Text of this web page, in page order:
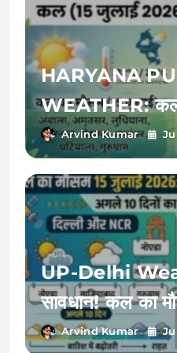
HARYANA
WEATHER: कल
जुलाई 2026 को
10 दिनों तक इन
रेड अलर्ट!
Arvind Kumar
UP-Delhi
सावधान! कल का
2026 को बदलेगा
Arvind Kumar